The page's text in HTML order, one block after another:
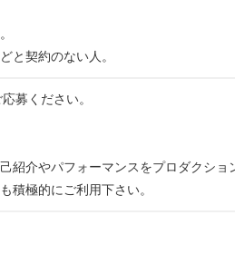
と契約のない人。
募ください。
紹介やパフォーマンスをプロダクシ
積極的にご利用下さい。